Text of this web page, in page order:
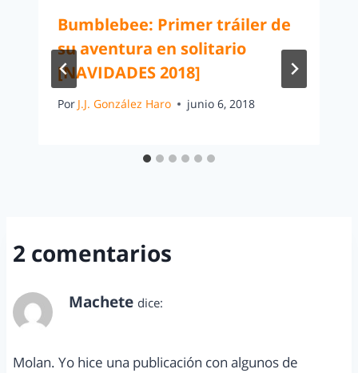
Bumblebee: Primer tráiler de
su aventura en solitario
[NAVIDADES 2018]
Por J.J. González Haro junio 6, 2018
2 comentarios
Machete dice:
Molan. Yo hice una publicación con algunos de